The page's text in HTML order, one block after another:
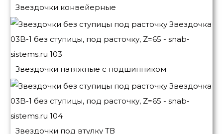
Звездочки конвейерные
Звездочки натяжные с подшипником
Звездочки под втулку ТВ